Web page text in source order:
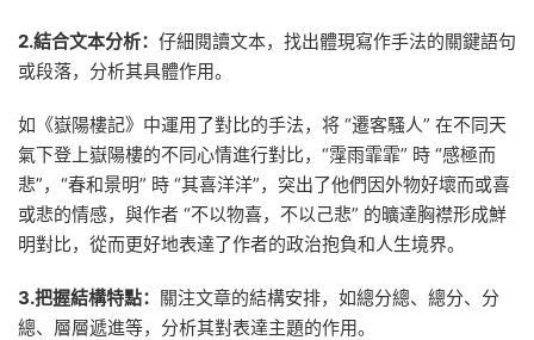
2.結合文本分析： 仔細閱讀文本，找出體現寫作手法的關鍵語句
或段落，分析其具體作用。
如《嶽陽樓記》中運用了對比的手法，将 “遷客騷人” 在不同天
氣下登上嶽陽樓的不同心情進行對比，“霪雨霏霏” 時 “感極而
悲”，“春和景明” 時 “其喜洋洋”，突出了他們因外物好壞而或喜
或悲的情感，與作者 “不以物喜，不以己悲” 的曠達胸襟形成鮮
明對比，從而更好地表達了作者的政治抱負和人生境界。
3.把握結構特點： 關注文章的結構安排，如總分總、總分、分
總、層層遞進等，分析其對表達主題的作用。